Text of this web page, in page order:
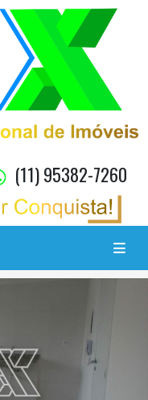
(11) 95382-7260